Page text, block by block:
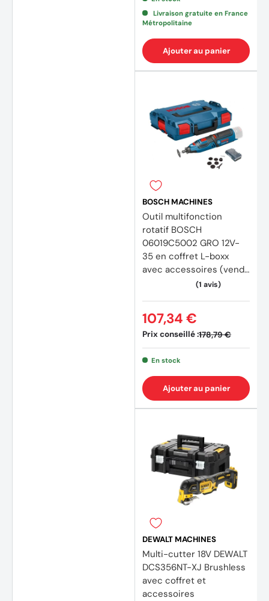
(19
Livraison gratuite en France
Métropolitaine
Ajouter au panier
BOSCH MACHINES
Outil multifonction
rotatif BOSCH
06019C5002 GRO 12V-
35 en coffret L-boxx
avec accessoires (vendu
sans batterie)
Prix conseillé :178,79 €
107,34 €
En stock
Ajouter au panier
DEWALT MACHINES
Multi-cutter 18V DEWALT
DCS356NT-XJ Brushless
avec coffret et
accessoires